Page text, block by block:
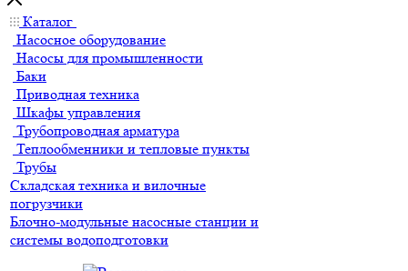
Каталог
Насосное оборудование
Насосы для промышленности
Баки
Приводная техника
Шкафы управления
Трубопроводная арматура
Теплообменники и тепловые пункты
Трубы
Складская техника и вилочные
погрузчики
Блочно-модульные насосные станции и
системы водоподготовки